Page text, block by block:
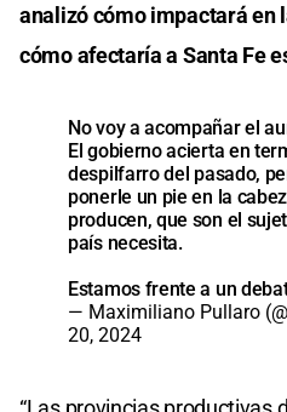
analizó cómo impactará en
cómo afectaría a Santa Fe
No voy a acompañar el
El gobierno acierta en
despilfarro del pasado,
ponerle un pie en la
producen, que son el
país necesita.
Estamos frente a un
— Maximiliano Pullaro
20, 2024